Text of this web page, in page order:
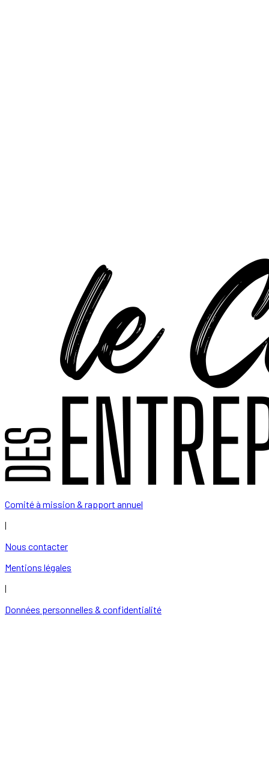
Comité à mission & rapport annuel
|
Nous contacter
Mentions légales
|
Données personnelles & confidentialité